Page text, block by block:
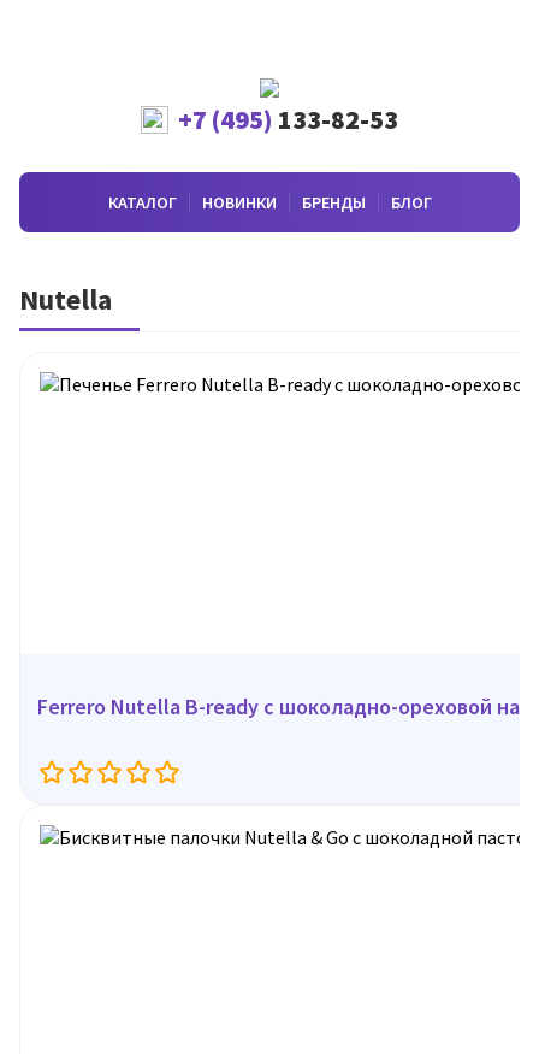
+7 (495) 133-82-53
КАТАЛОГ НОВИНКИ БРЕНДЫ БЛОГ
Nutella
Ferrero Nutella B-ready с шоколадно-ореховой